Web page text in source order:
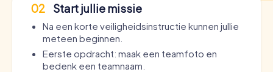
02 Start jullie missie
Na een korte veiligheidsinstructie kunnen jullie
meteen beginnen.
Eerste opdracht: maak een teamfoto en
bedenk een teamnaam.